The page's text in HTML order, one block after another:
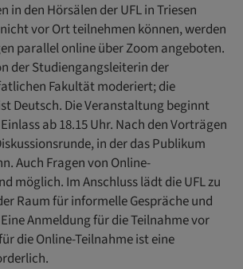
in den Hörsälen der UFL in Triesen
vor Ort teilnehmen können, werden
parallel online über Zoom angeboten.
der Studiengangsleiterin der
Fakultät moderiert; die
Deutsch. Die Veranstaltung beginnt
ab 18.15 Uhr. Nach den Vorträgen
in der das Publikum
Auch Fragen von Online-
möglich. Im Anschluss lädt die UFL zu
Raum für informelle Gespräche und
Anmeldung für die Teilnahme vor
die Online-Teilnahme ist eine